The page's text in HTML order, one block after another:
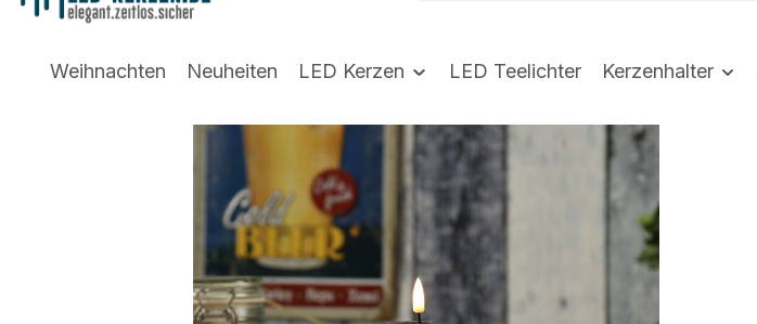
Weihnachten Neuheiten LED Kerzen LED Teelichter Kerzenhalter
Bildergalerie überspringen